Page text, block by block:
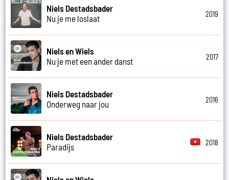
Niels Destadsbader
Nu je me loslaat
2019
Niels en Wiels
Nu je met een ander danst
2017
Niels Destadsbader
Onderweg naar jou
2016
Niels Destadsbader
Paradijs
2018